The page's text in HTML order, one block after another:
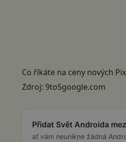
Co říkáte na ceny nových
Zdroj: 9to5google.com
Přidat Svět Androida
ať vám neunikne žádná